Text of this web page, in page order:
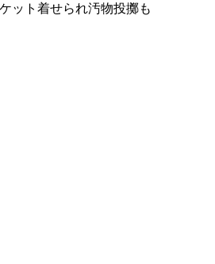
ット着せられ汚物投擲も